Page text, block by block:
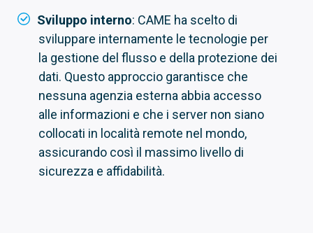
Sviluppo interno: CAME ha scelto di
sviluppare internamente le tecnologie per
la gestione del flusso e della protezione dei
dati. Questo approccio garantisce che
nessuna agenzia esterna abbia accesso
alle informazioni e che i server non siano
collocati in località remote nel mondo,
assicurando così il massimo livello di
sicurezza e affidabilità.